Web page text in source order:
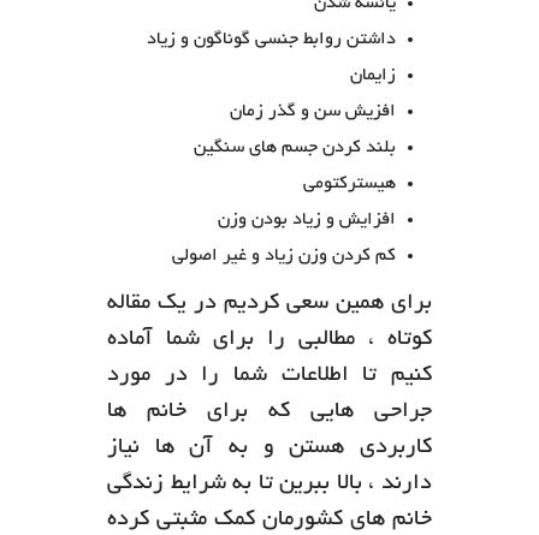
داشتن روابط جنسی گوناگون و زیاد
زایمان
افزیش سن و گذر زمان
بلند کردن جسم های سنگین
هیسترکتومی
افزایش و زیاد بودن وزن
کم کردن وزن زیاد و غیر اصولی
برای همین سعی کردیم در یک مقاله
کوتاه ، مطالبی را برای شما آماده
کنیم تا اطلاعات شما را در مورد
جراحی هایی که برای خانم ها
کاربردی هستن و به آن ها نیاز
دارند ، بالا ببرین تا به شرایط زندگی
خانم های کشورمان کمک مثبتی کرده